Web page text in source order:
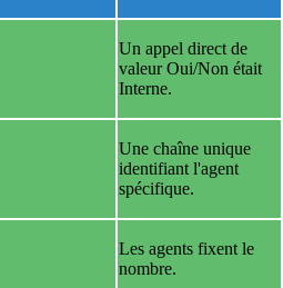
Un appel direct de
valeur Oui/Non était
Interne.
Une chaîne unique
identifiant l'agent
spécifique.
Les agents fixent le
nombre.